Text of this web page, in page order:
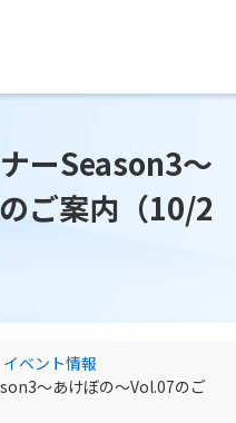
ーSeason3～
ご案内（10/2
ベント情報
～あけぼの～Vol.07のご